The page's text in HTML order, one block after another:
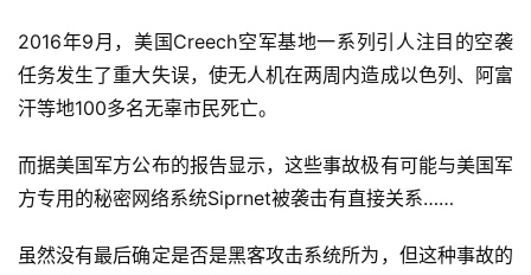
2016年9月，美国Creech空军基地一系列引人注目的空袭
任务发生了重大失误，使无人机在两周内造成以色列、阿富
汗等地100多名无辜市民死亡。
而据美国军方公布的报告显示，这些事故极有可能与美国军
方专用的秘密网络系统Siprnet被袭击有直接关系……
虽然没有最后确定是否是黑客攻击系统所为，但这种事故的